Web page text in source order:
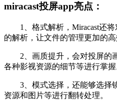
miracast投屏app亮点：
1、格式解析，Miracast还将
的解析，让文件的管理更加的高
2、画质提升，会对投屏的
各种影视资源的细节等进行掌握
3、模式选择，还能够选择
资源和图片等进行翻转处理。